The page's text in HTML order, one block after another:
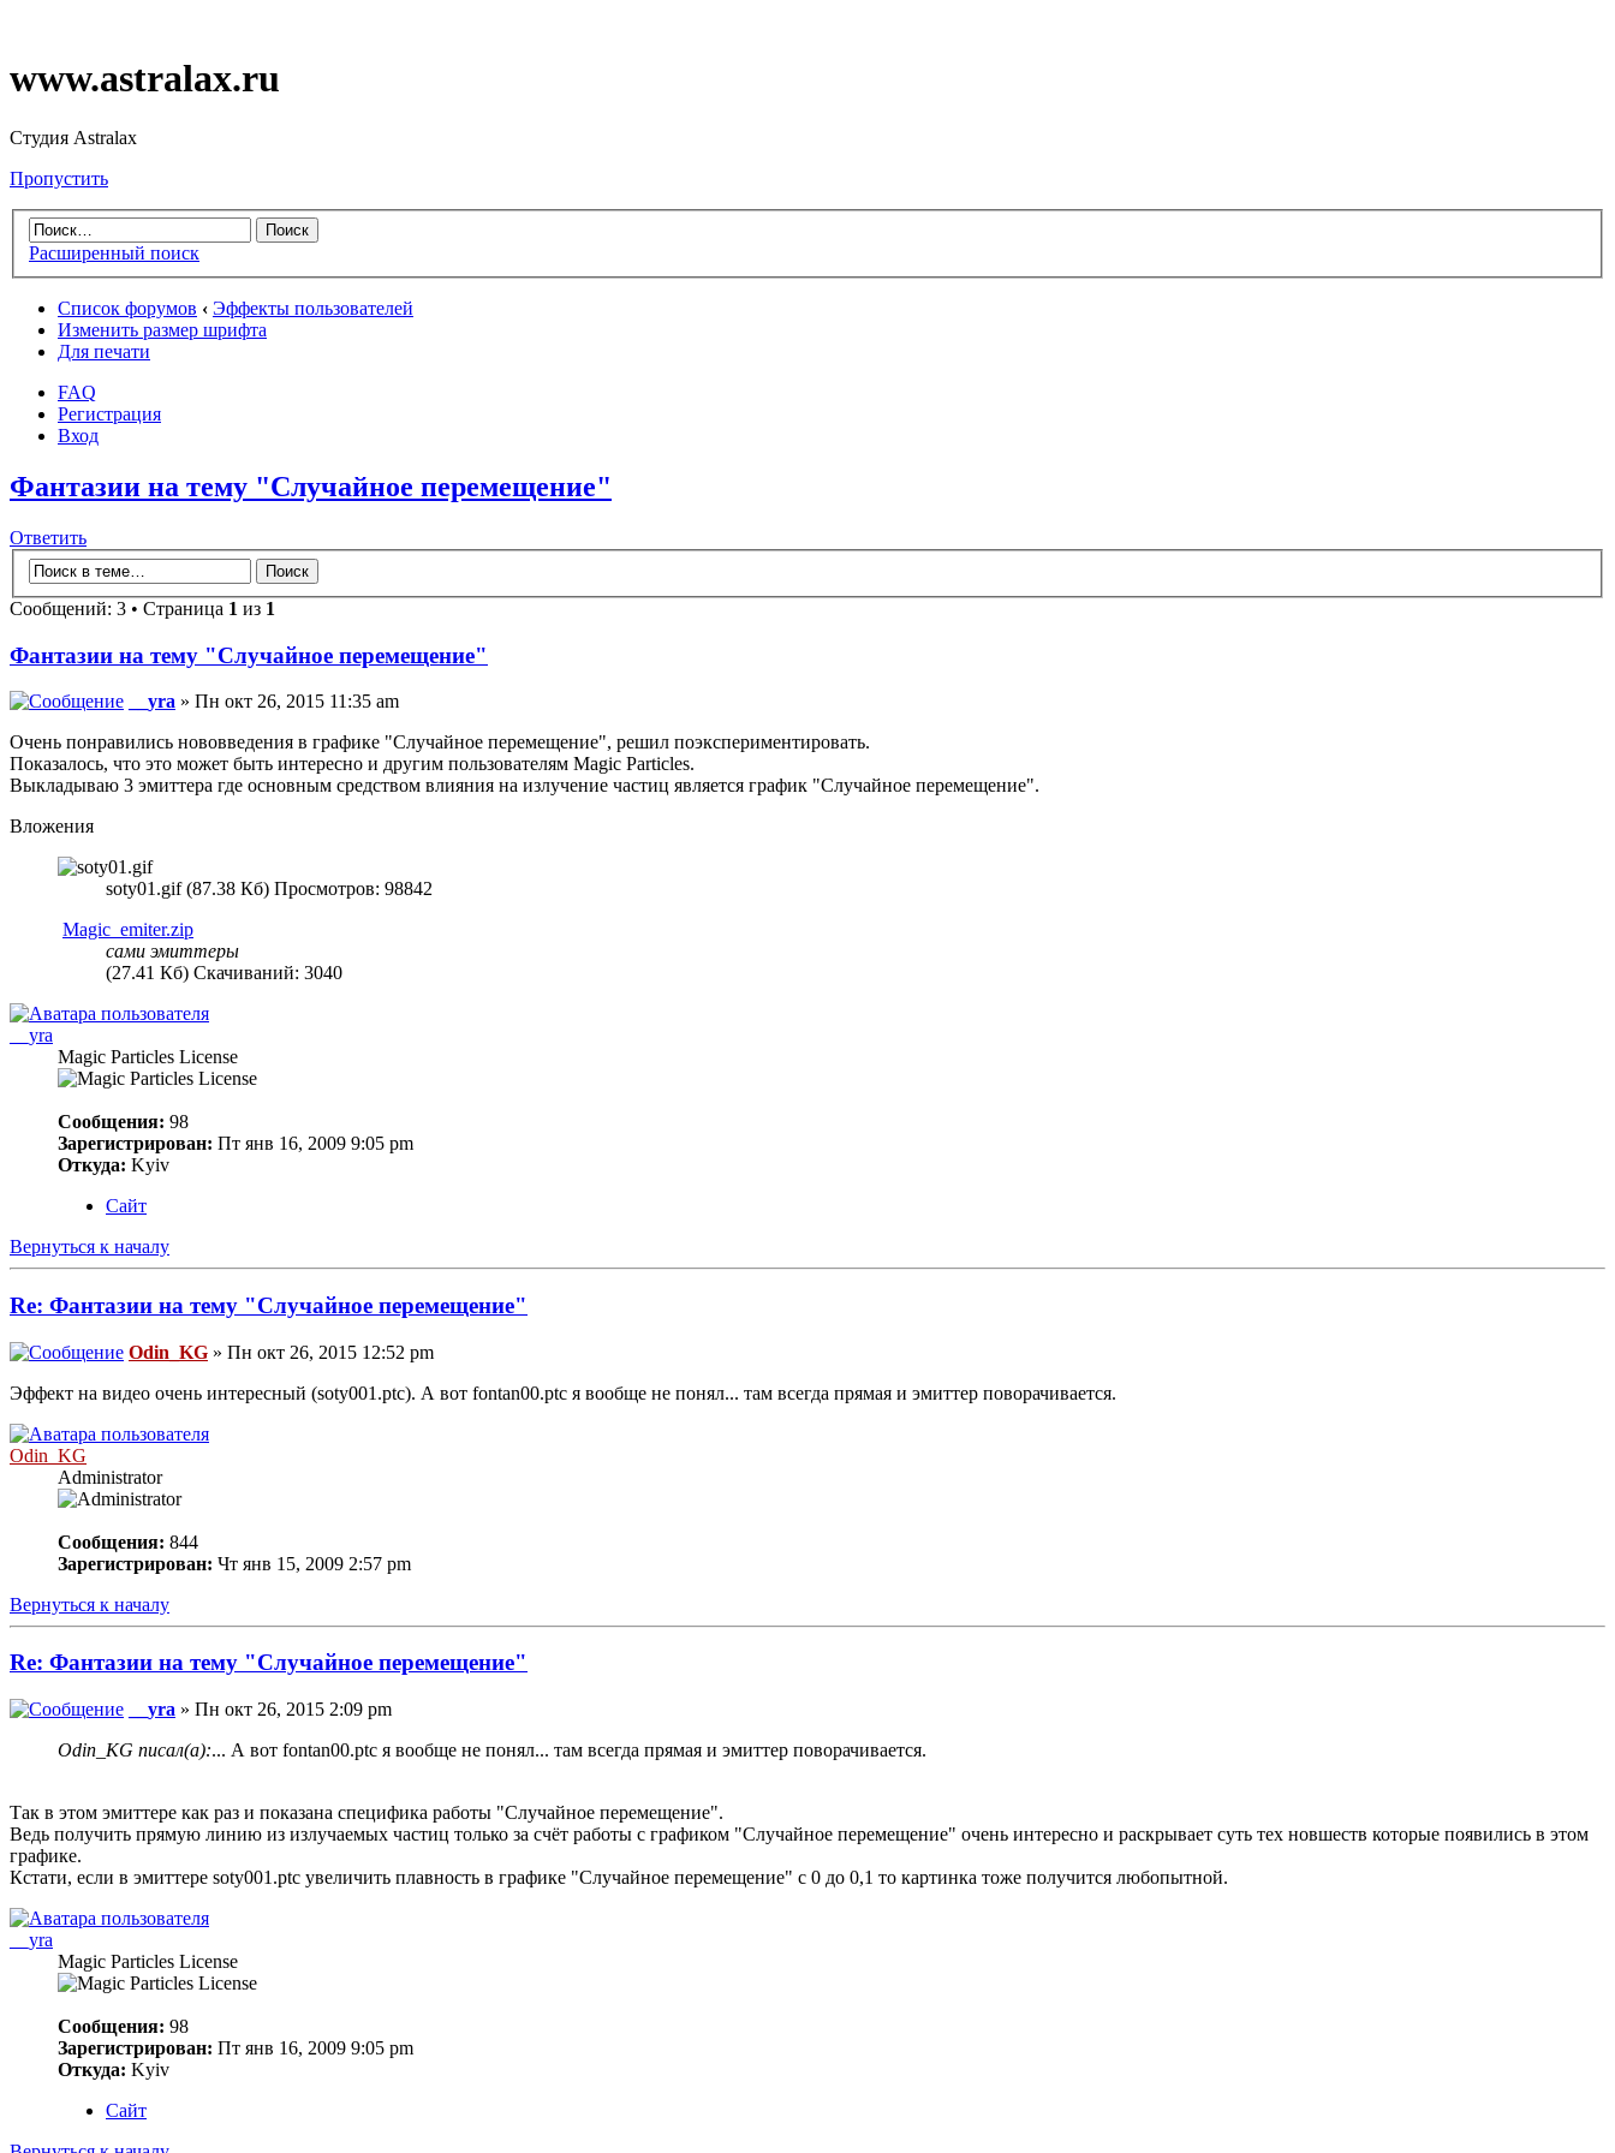
www.astralax.ru
Студия Astralax
Пропустить
Расширенный поиск
Список форумов ‹ Эффекты пользователей
Изменить размер шрифта
Для печати
FAQ
Регистрация
Вход
Фантазии на тему "Случайное перемещение"
Ответить
Сообщений: 3 • Страница 1 из 1
Фантазии на тему "Случайное перемещение"
__yra » Пн окт 26, 2015 11:35 am
Очень понравились нововведения в графике "Случайное перемещение", решил поэкспериментировать.
Показалось, что это может быть интересно и другим пользователям Magic Particles.
Выкладываю 3 эмиттера где основным средством влияния на излучение частиц является график "Случайное перемещение".
Вложения
soty01.gif (87.38 Кб) Просмотров: 98842
Magic_emiter.zip
сами эмиттеры
(27.41 Кб) Скачиваний: 3040
__yra
Magic Particles License
Сообщения: 98
Зарегистрирован: Пт янв 16, 2009 9:05 pm
Откуда: Kyiv
Сайт
Вернуться к началу
Re: Фантазии на тему "Случайное перемещение"
Odin_KG » Пн окт 26, 2015 12:52 pm
Эффект на видео очень интересный (soty001.ptc). А вот fontan00.ptc я вообще не понял... там всегда прямая и эмиттер поворачивается.
Odin_KG
Administrator
Сообщения: 844
Зарегистрирован: Чт янв 15, 2009 2:57 pm
Вернуться к началу
Re: Фантазии на тему "Случайное перемещение"
__yra » Пн окт 26, 2015 2:09 pm
Odin_KG писал(а):... А вот fontan00.ptc я вообще не понял... там всегда прямая и эмиттер поворачивается.
Так в этом эмиттере как раз и показана специфика работы "Случайное перемещение".
Ведь получить прямую линию из излучаемых частиц только за счёт работы с графиком "Случайное перемещение" очень интересно и раскрывает суть тех новшеств которые появились в этом
графике.
Кстати, если в эмиттере soty001.ptc увеличить плавность в графике "Случайное перемещение" с 0 до 0,1 то картинка тоже получится любопытной.
__yra
Magic Particles License
Сообщения: 98
Зарегистрирован: Пт янв 16, 2009 9:05 pm
Откуда: Kyiv
Сайт